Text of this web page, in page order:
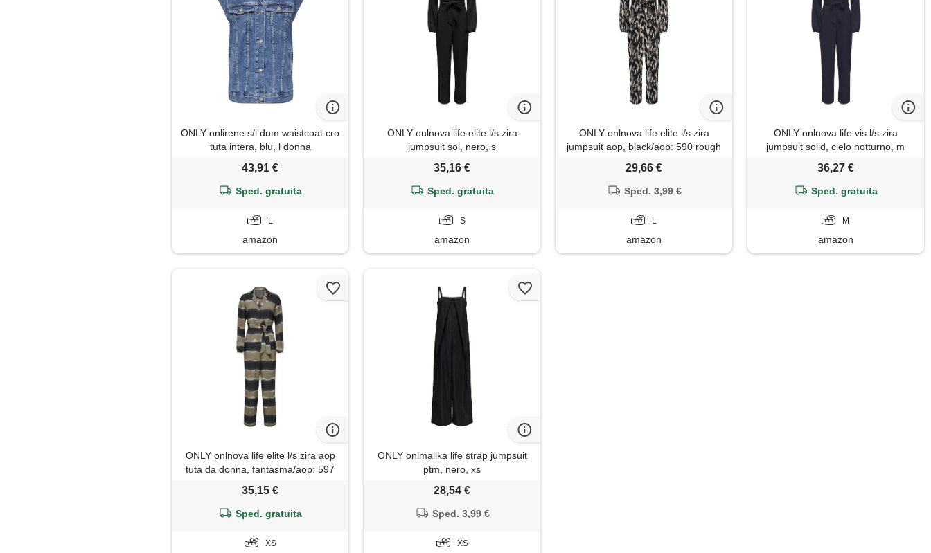
ONLY onlirene s/l dnm waistcoat cro
tuta intera, blu, l donna
43,91 €
Sped. gratuita
L
amazon
ONLY onlnova life elite l/s zira
jumpsuit sol, nero, s
35,16 €
Sped. gratuita
S
amazon
ONLY onlnova life elite l/s zira
jumpsuit aop, black/aop: 590 rough
29,66 €
Sped. 3,99 €
L
amazon
ONLY onlnova life vis l/s zira
jumpsuit solid, cielo notturno, m
36,27 €
Sped. gratuita
M
amazon
ONLY onlnova life elite l/s zira aop
tuta da donna, fantasma/aop: 597
35,15 €
Sped. gratuita
XS
ONLY onlmalika life strap jumpsuit
ptm, nero, xs
28,54 €
Sped. 3,99 €
XS